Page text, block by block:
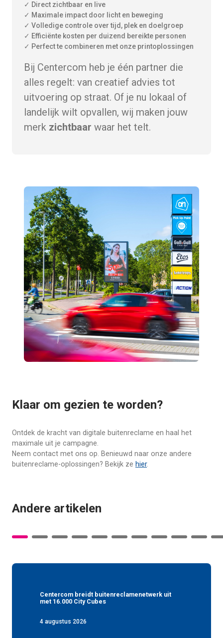
✓ Direct zichtbaar en live
✓ Maximale impact door licht en beweging
✓ Volledige controle over tijd, plek en doelgroep
✓ Efficiënte kosten per duizend bereikte personen
✓ Perfect te combineren met onze printoplossingen
Bij Centercom heb je één partner die
alles regelt: van creatief advies tot
uitvoering op straat. Of je nu lokaal of
landelijk wilt opvallen, wij maken jouw
merk zichtbaar waar het telt.
Klaar om gezien te worden?
Ontdek de kracht van digitale buitenreclame en haal het
maximale uit je campagne.
Neem contact met ons op. Benieuwd naar onze andere
buitenreclame-oplossingen? Bekijk ze hier.
Andere artikelen
Centercom breidt buitenreclamenetwerk uit
met 16.000 City Cubes
4 augustus 2026